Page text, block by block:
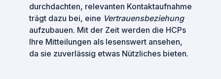
durchdachten, relevanten Kontaktaufnahme
trägt dazu bei, eine Vertrauensbeziehung
aufzubauen. Mit der Zeit werden die HCPs
Ihre Mitteilungen als lesenswert ansehen,
da sie zuverlässig etwas Nützliches bieten.